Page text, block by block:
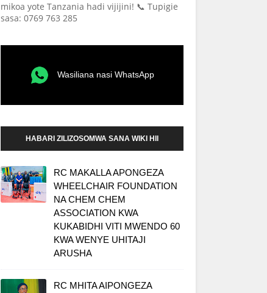
mikoa yote Tanzania hadi vijijini! 📞 Tupigie
sasa: 0769 763 285
Wasiliana nasi WhatsApp
HABARI ZILIZOSOMWA SANA WIKI HII
RC MAKALLA APONGEZA
WHEELCHAIR FOUNDATION
NA CHEM CHEM
ASSOCIATION KWA
KUKABIDHI VITI MWENDO 60
KWA WENYE UHITAJI
ARUSHA
RC MHITA AIPONGEZA